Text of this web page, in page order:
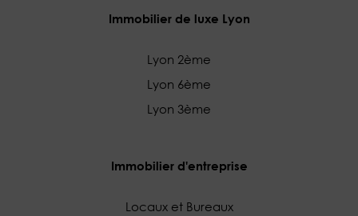
Immobilier de luxe Lyon
Lyon 2ème
Lyon 6ème
Lyon 3ème
Immobilier d'entreprise
Locaux et Bureaux